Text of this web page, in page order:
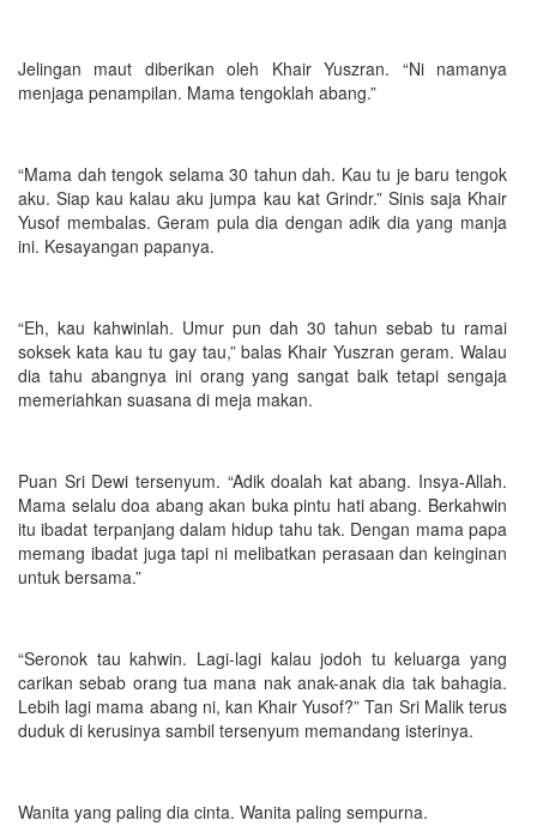
Jelingan maut diberikan oleh Khair Yuszran. “Ni namanya
menjaga penampilan. Mama tengoklah abang.”
“Mama dah tengok selama 30 tahun dah. Kau tu je baru tengok
aku. Siap kau kalau aku jumpa kau kat Grindr.” Sinis saja Khair
Yusof membalas. Geram pula dia dengan adik dia yang manja
ini. Kesayangan papanya.
“Eh, kau kahwinlah. Umur pun dah 30 tahun sebab tu ramai
soksek kata kau tu gay tau,” balas Khair Yuszran geram. Walau
dia tahu abangnya ini orang yang sangat baik tetapi sengaja
memeriahkan suasana di meja makan.
Puan Sri Dewi tersenyum. “Adik doalah kat abang. Insya-Allah.
Mama selalu doa abang akan buka pintu hati abang. Berkahwin
itu ibadat terpanjang dalam hidup tahu tak. Dengan mama papa
memang ibadat juga tapi ni melibatkan perasaan dan keinginan
untuk bersama.”
“Seronok tau kahwin. Lagi-lagi kalau jodoh tu keluarga yang
carikan sebab orang tua mana nak anak-anak dia tak bahagia.
Lebih lagi mama abang ni, kan Khair Yusof?” Tan Sri Malik terus
duduk di kerusinya sambil tersenyum memandang isterinya.
Wanita yang paling dia cinta. Wanita paling sempurna.